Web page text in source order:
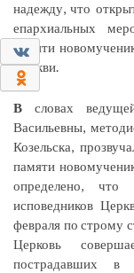
0
0
надежду, что
епархиальных
памяти
Церкви.
В словах
Васильевны,
Козельска,
памяти
определено, что
исповедников
февраля по строму
Церковь
пострадавших в